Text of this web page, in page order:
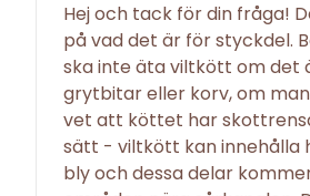
Hej och tack för din fråga!
på vad det är för styckdel.
ska inte äta viltkött om det
grytbitar eller korv, om
vet att köttet har
sätt - viltkött kan innehålla
bly och dessa delar